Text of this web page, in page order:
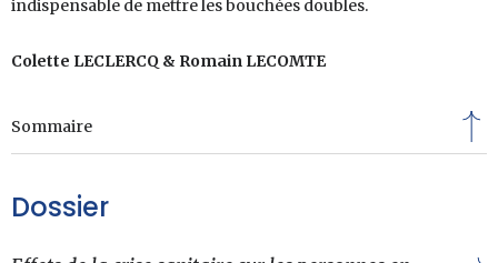
indispensable de mettre les bouchées doubles.
Colette LECLERCQ & Romain LECOMTE
Sommaire
Dossier